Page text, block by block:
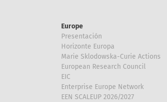
Europe
Presentación
Horizonte Europa
Marie Sklodowska-Curie Actions
European Research Council
EIC
Enterprise Europe Network
EEN SCALEUP 2026/2027